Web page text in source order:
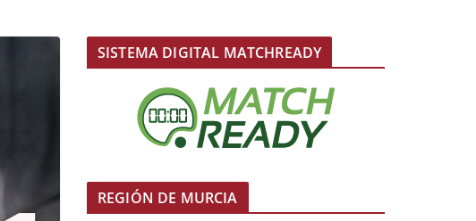
SISTEMA DIGITAL MATCHREADY
REGIÓN DE MURCIA